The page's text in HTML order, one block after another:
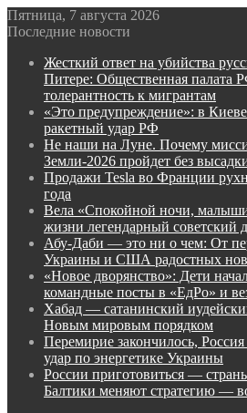
Пятница, 7 августа 2026
Последние новости
Жесткий ответ на убийства
Питере: Общественная палата
толерантность к мигрантам
«Это предупреждение»: в
ракетный удар РФ
Не наши на Луне. Почему
Земли-2026 пройдет без
Продажи Tesla во Франции
года
Вела «Спокойной ночи,
жизни легендарный советский
Абу-Даби — это ни о чем: От
Украины и США радостных
«Новое дворянство»: Дети
командные посты в «ЕдРо» и
Хабад — сатанинский
Новым мировым порядком
Перемирие закончилось,
удар по энергетике Украины
России приготовиться —
Балтики меняют стратегию —